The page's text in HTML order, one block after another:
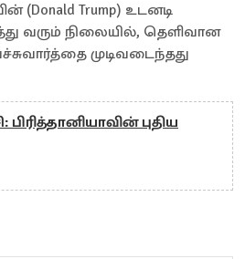
(Donald Trump) உடனடி
வரும் நிலையில், தெளிவான
முடிவடைந்தது
புதிய